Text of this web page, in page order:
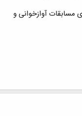
گفتگوی هنری] - 09 - برگزاری مسابقات آوازخوانی و